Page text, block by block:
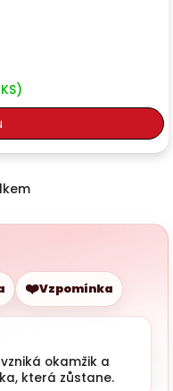
prvky výpisu
❤️Vzpomínka
okamžik a
která zůstane.